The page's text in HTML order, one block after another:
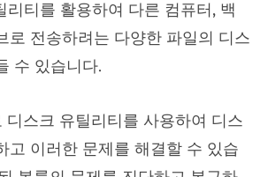
리티를 활용하여 다른 컴퓨터, 백
로 전송하려는 다양한 파일의 디스
수 있습니다.
디스크 유틸리티를 사용하여 디스
고 이러한 문제를 해결할 수 있습